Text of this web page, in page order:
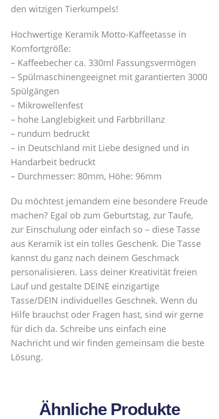
den witzigen Tierkumpels!
Hochwertige Keramik Motto-Kaffeetasse in
Komfortgröße:
– Kaffeebecher ca. 330ml Fassungsvermögen
– Spülmaschinengeeignet mit garantierten 3000
Spülgängen
– Mikrowellenfest
– hohe Langlebigkeit und Farbbrillanz
– rundum bedruckt
– in Deutschland mit Liebe designed und in
Handarbeit bedruckt
– Durchmesser: 80mm, Höhe: 96mm
Du möchtest jemandem eine besondere Freude
machen? Egal ob zum Geburtstag, zur Taufe,
zur Einschulung oder einfach so – diese Tasse
aus Keramik ist ein tolles Geschenk. Die Tasse
kannst du ganz nach deinem Geschmack
personalisieren. Lass deiner Kreativität freien
Lauf und gestalte DEINE einzigartige
Tasse/DEIN individuelles Geschnek. Wenn du
Hilfe brauchst oder Fragen hast, sind wir gerne
für dich da. Schreibe uns einfach eine
Nachricht und wir finden gemeinsam die beste
Lösung.
Ähnliche Produkte